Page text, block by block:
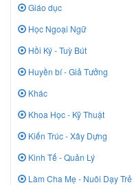
Giáo dục
Học Ngoại Ngữ
Hồi Ký - Tuỳ Bút
Huyền bí - Giả Tưởng
Khác
Khoa Học - Kỹ Thuật
Kiến Trúc - Xây Dựng
Kinh Tế - Quản Lý
Làm Cha Mẹ - Nuôi Dạy Trẻ